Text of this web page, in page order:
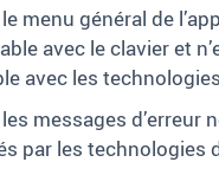
menu général de
avec le clavier et
avec les
messages d’erreur
par les technologies